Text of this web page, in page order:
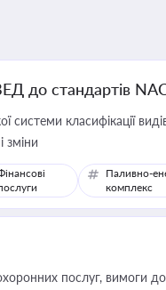
до стандартів
системи класифікації
зміни
Паливно-
комплекс
послуг, вимоги до